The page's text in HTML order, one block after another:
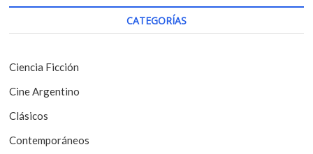
i
ó
n
e
e
n
s
:
CATEGORÍAS
Ciencia Ficción
Cine Argentino
Clásicos
Contemporáneos